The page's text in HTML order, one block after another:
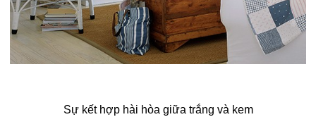
Sự kết hợp hài hòa giữa trắng và kem